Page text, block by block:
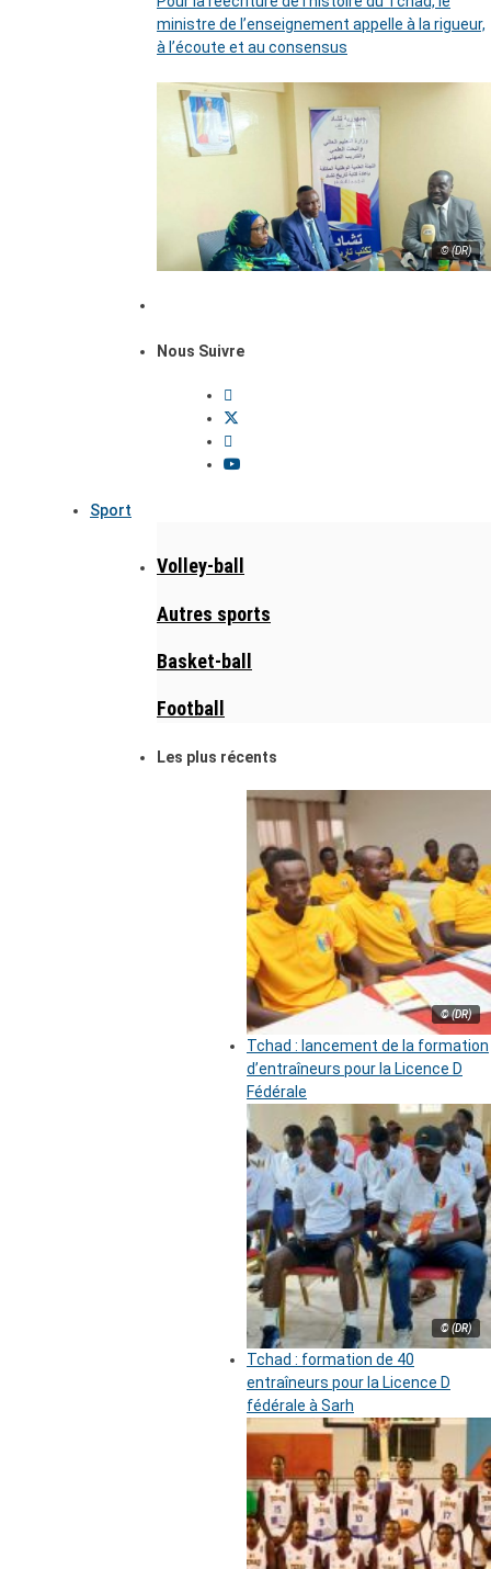
ministre de l’enseignement appelle à la rigueur,
à l’écoute et au consensus
© (DR)
Nous Suivre
Sport
Volley-ball
Autres sports
Basket-ball
Football
Les plus récents
© (DR)
Tchad : lancement de la formation
d’entraîneurs pour la Licence D
Fédérale
© (DR)
Tchad : formation de 40
entraîneurs pour la Licence D
fédérale à Sarh